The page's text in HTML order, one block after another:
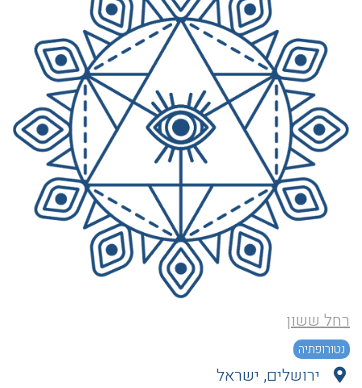
רחל ששון
נטורופתיה
ירושלים, ישראל